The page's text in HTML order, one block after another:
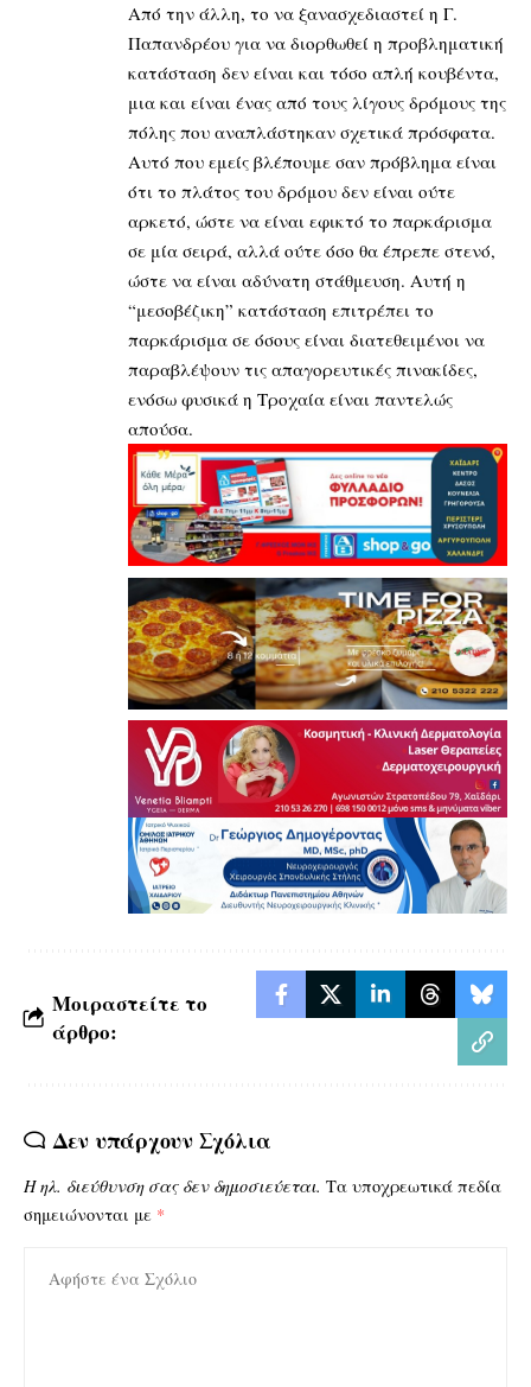
Από την άλλη, το να ξανασχεδιαστεί η Γ.
Παπανδρέου για να διορθωθεί η προβληματική
κατάσταση δεν είναι και τόσο απλή κουβέντα,
μια και είναι ένας από τους λίγους δρόμους της
πόλης που αναπλάστηκαν σχετικά πρόσφατα.
Αυτό που εμείς βλέπουμε σαν πρόβλημα είναι
ότι το πλάτος του δρόμου δεν είναι ούτε
αρκετό, ώστε να είναι εφικτό το παρκάρισμα
σε μία σειρά, αλλά ούτε όσο θα έπρεπε στενό,
ώστε να είναι αδύνατη στάθμευση. Αυτή η
“μεσοβέζικη” κατάσταση επιτρέπει το
παρκάρισμα σε όσους είναι διατεθειμένοι να
παραβλέψουν τις απαγορευτικές πινακίδες,
ενόσω φυσικά η Τροχαία είναι παντελώς
απούσα.
Μοιραστείτε το
άρθρο:
Δεν υπάρχουν Σχόλια
Η ηλ. διεύθυνση σας δεν δημοσιεύεται. Τα υποχρεωτικά πεδία
σημειώνονται με *